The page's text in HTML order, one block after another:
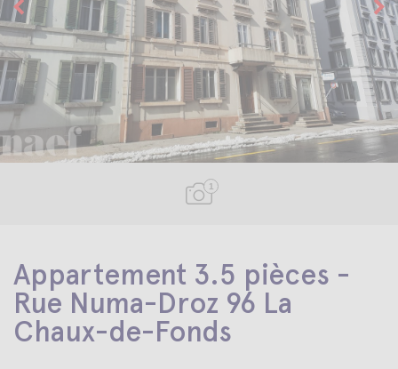
1
Appartement 3.5 pièces -
Rue Numa-Droz 96 La
Chaux-de-Fonds